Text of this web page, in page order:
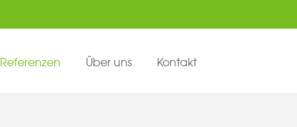
Referenzen Über uns Kontakt